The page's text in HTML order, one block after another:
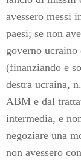
avessero messi
paesi; se non
governo ucraino
(finanziando e
destra ucraina,
ABM e dal
intermedia, e
negoziare una
non avessero